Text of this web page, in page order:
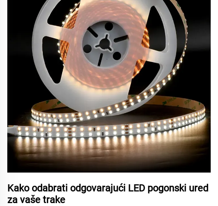
Kako odabrati odgovarajući LED pogonski ured
za vaše trake